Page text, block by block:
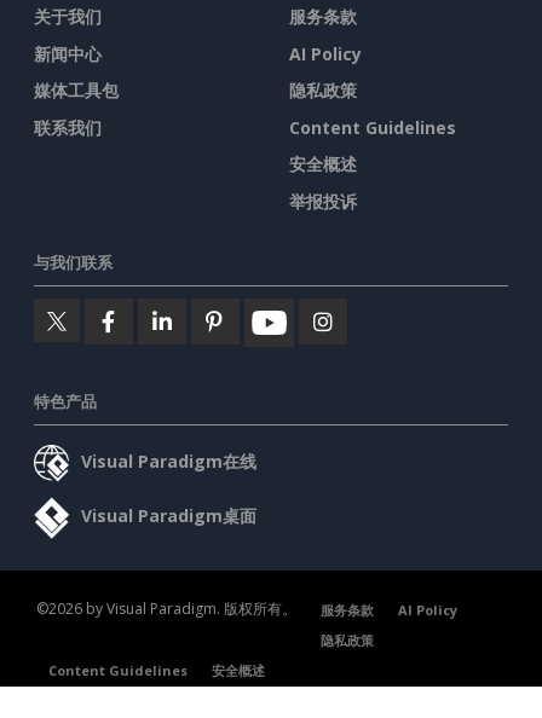
关于我们
新闻中心
媒体工具包
联系我们
服务条款
AI Policy
隐私政策
Content Guidelines
安全概述
举报投诉
与我们联系
特色产品
Visual Paradigm在线
Visual Paradigm桌面
©2026 by Visual Paradigm. 版权所有。 服务条款
AI Policy
隐私政策
Content Guidelines
安全概述